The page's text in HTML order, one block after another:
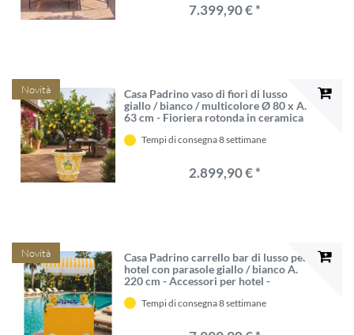
7.399,90 € *
Novità
Casa Padrino vaso di fiori di lusso
giallo / bianco / multicolore Ø 80 x A.
63 cm - Fioriera rotonda in ceramica
Tempi di consegna 8 settimane
2.899,90 € *
Novità
Casa Padrino carrello bar di lusso per
hotel con parasole giallo / bianco A.
220 cm - Accessori per hotel -
Tempi di consegna 8 settimane